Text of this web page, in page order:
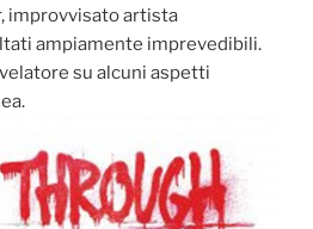
improvvisato artista
ampiamente imprevedibili.
su alcuni aspetti